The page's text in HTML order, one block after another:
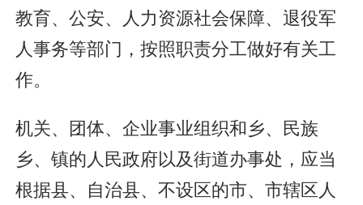
教育、公安、人力资源社会保障、退役军
人事务等部门，按照职责分工做好有关工
作。
机关、团体、企业事业组织和乡、民族
乡、镇的人民政府以及街道办事处，应当
根据县、自治县、不设区的市、市辖区人